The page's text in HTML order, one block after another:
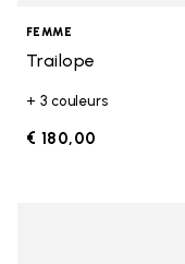
FEMME
Trailope
+ 3 couleurs
€ 180,00